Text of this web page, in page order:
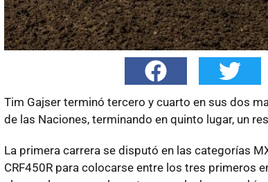
Tim Gajser terminó tercero y cuarto en sus dos
de las Naciones, terminando en quinto lugar, un
La primera carrera se disputó en las categorías
CRF450R para colocarse entre los tres primeros